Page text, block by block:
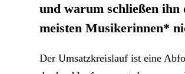
und warum schließen ihn
meisten Musikerinnen*
Der Umsatzkreislauf ist eine